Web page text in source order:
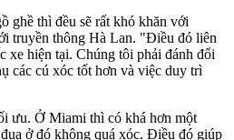
ghề thì đều sẽ rất khó khăn với
truyền thông Hà Lan. "Điều đó liên
xe hiện tại. Chúng tôi phải đánh đổi
các cú xóc tốt hơn và việc duy trì
ưu. Ở Miami thì có khá hơn một
ở đó không quá xóc. Điều đó giúp